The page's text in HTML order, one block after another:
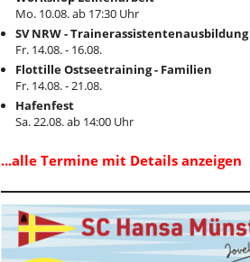
Mo. 10.08. ab 17:30 Uhr
SV NRW - Trainerassistentenausbildung
Fr. 14.08. - 16.08.
Flottille Ostseetraining - Familien
Fr. 14.08. - 21.08.
Hafenfest
Sa. 22.08. ab 14:00 Uhr
...alle Termine mit Details anzeigen